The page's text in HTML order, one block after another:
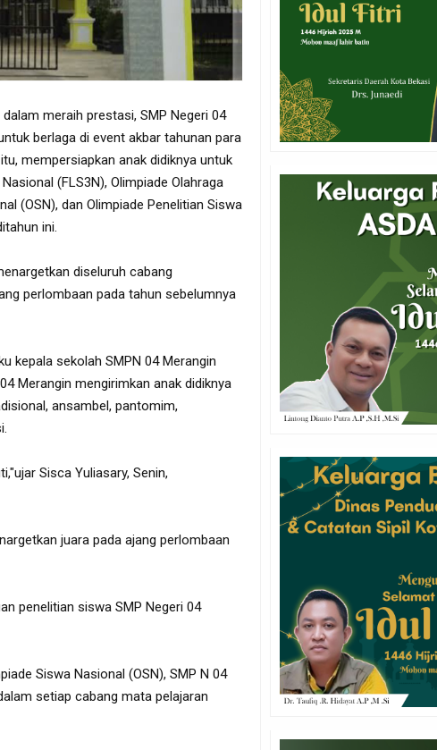
meraih prestasi, SMP Negeri 04
berlaga di event akbar tahunan para
mempersiapkan anak didiknya untuk
(FLS3N), Olimpiade Olahraga
(OSN), dan Olimpiade Penelitian Siswa
ini.
diseluruh cabang
perlombaan pada tahun sebelumnya
kepala sekolah SMPN 04 Merangin
Merangin mengirimkan anak didiknya
ansambel, pantomim,
Sisca Yuliasary, Senin,
juara pada ajang perlombaan
penelitian siswa SMP Negeri 04
Siswa Nasional (OSN), SMP N 04
setiap cabang mata pelajaran